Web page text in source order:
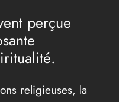
perçue
religieuses, la